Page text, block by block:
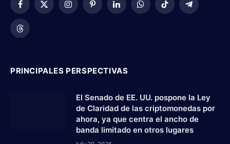
Facebook
X
InstagramPinterestLinkedInWhatsApp
TikTok Telegram
Threads
PRINCIPALES PERSPECTIVAS
El Senado de EE. UU. pospone la Ley
de Claridad de las criptomonedas por
ahora, ya que centra el ancho de
banda limitado en otros lugares